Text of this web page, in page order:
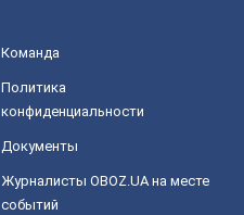
Команда
Политика
конфиденциальности
Документы
Журналисты OBOZ.UA на месте
событий